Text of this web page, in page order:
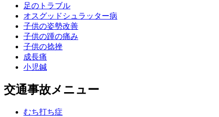
足のトラブル
オスグッドシュラッター病
子供の姿勢改善
子供の踵の痛み
子供の捻挫
成長痛
小児鍼
交通事故メニュー
むち打ち症